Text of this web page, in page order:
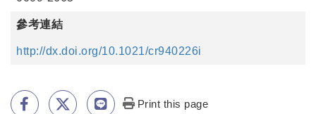
參考連結
http://dx.doi.org/10.1021/cr940226i
Print this page